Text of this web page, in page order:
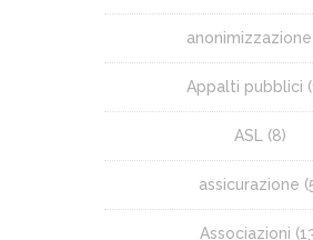
anonimizzazione
Appalti pubblici
ASL(8)
assicurazione
Associazioni